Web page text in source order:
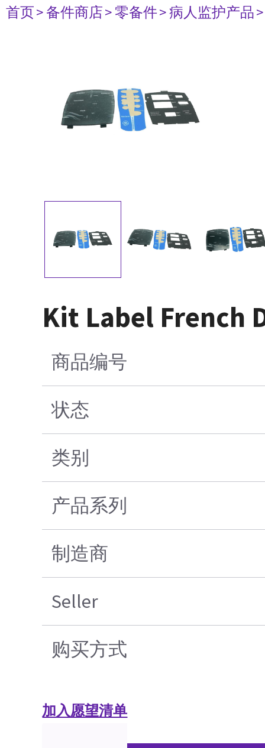
首页> 备件商店> 零备件> 病人监护产品
Kit Label French
商品编号
状态
类别
产品系列
制造商
Seller
购买方式
加入愿望清单